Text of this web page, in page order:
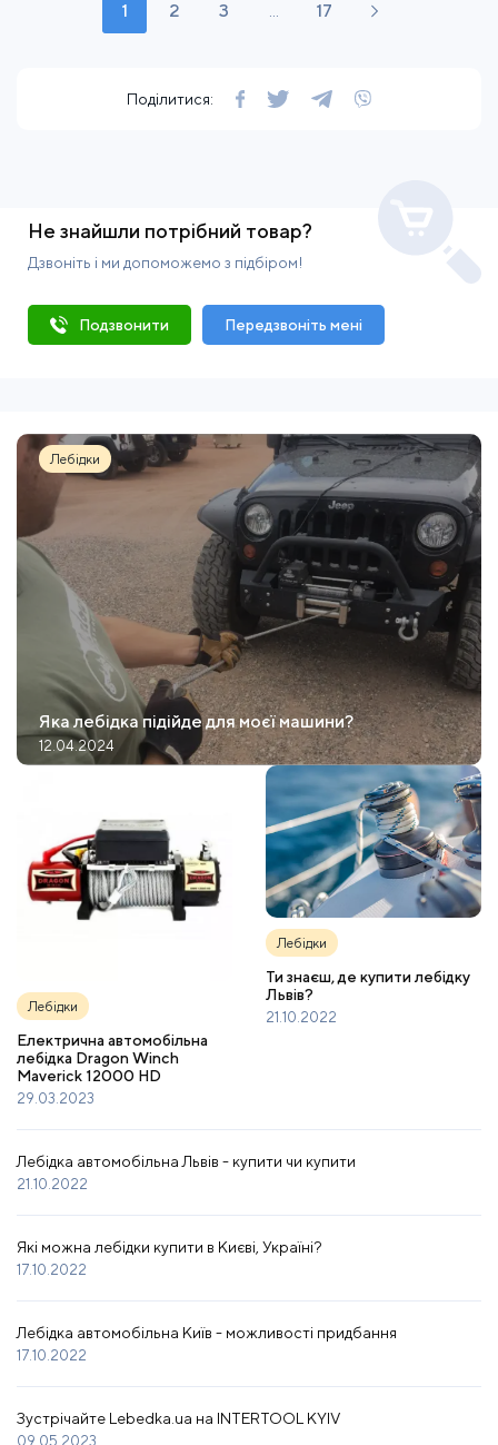
1 2 3 ... 17
Поділитися:
Не знайшли потрібний товар?
Дзвоніть і ми допоможемо з підбіром!
Подзвонити Передзвоніть мені
Лебідки
Яка лебідка підійде для моєї машини?
12.04.2024
Лебідки
Електрична автомобільна
лебідка Dragon Winch
Maverick 12000 HD
29.03.2023
Лебідки
Ти знаєш, де купити лебідку
Львів?
21.10.2022
Лебідка автомобільна Львів - купити чи купити
21.10.2022
Які можна лебідки купити в Києві, Україні?
17.10.2022
Лебідка автомобільна Київ - можливості придбання
17.10.2022
Зустрічайте Lebedka.ua на INTERTOOL KYIV
09.05.2023